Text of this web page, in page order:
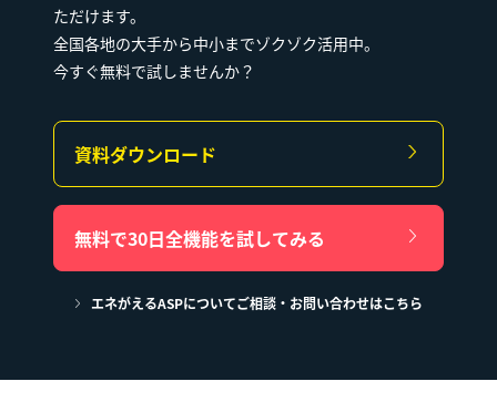
ただけます。
全国各地の大手から中小までゾクゾク活用中。
今すぐ無料で試しませんか？
資料ダウンロード
無料で30日全機能を試してみる
エネがえるASPについてご相談・お問い合わせはこちら